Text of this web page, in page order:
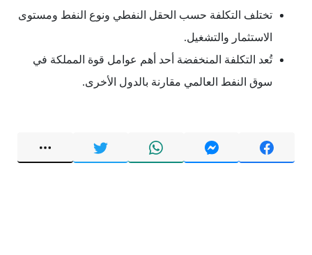
تختلف التكلفة حسب الحقل النفطي ونوع النفط ومستوى
الاستثمار والتشغيل.
تُعد التكلفة المنخفضة أحد أهم عوامل قوة المملكة في
سوق النفط العالمي مقارنة بالدول الأخرى.